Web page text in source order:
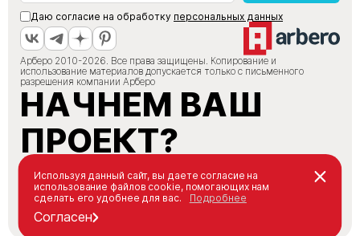
Даю согласие на обработку персональных данных
Арберо 2010-2026. Все права защищены. Копирование и
использование материалов допускается только с письменного
разрешения компании Арберо
НАЧНЕМ ВАШ
ПРОЕКТ?
+7 (495) 147-66-88
info@arbero.ru
Используя данный сайт, вы даете согласие на
использование файлов cookie, помогающих нам
сделать его удобнее для вас.
Подробнее
Согласен